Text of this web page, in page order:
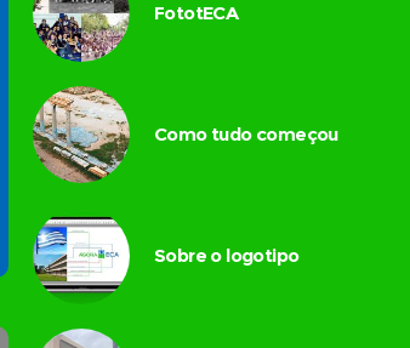
FototECA
Como tudo começou
Sobre o logotipo